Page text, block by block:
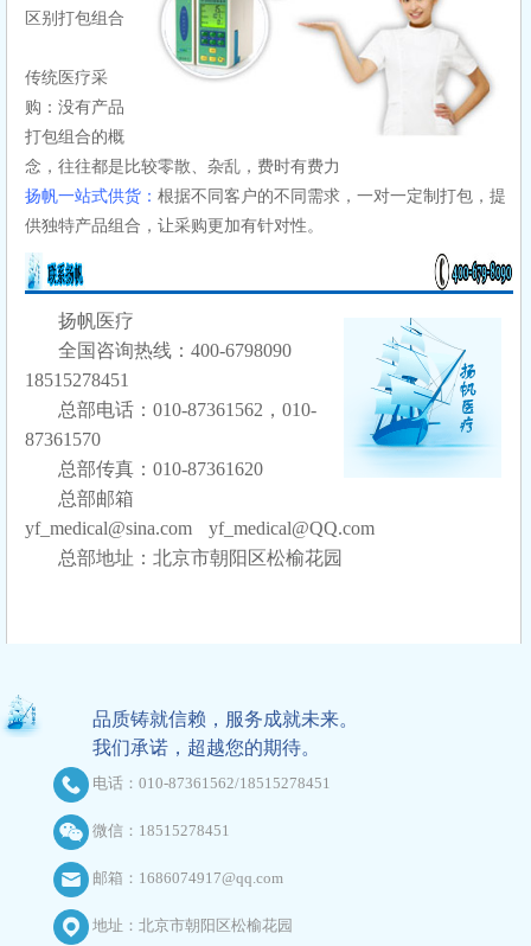
区别打包组合
传统医疗采
购：没有产品
打包组合的概
念，往往都是比较零散、杂乱，费时有费力
扬帆一站式供货：根据不同客户的不同需求，一对一定制打包，提
供独特产品组合，让采购更加有针对性。
扬帆医疗
全国咨询热线：400-6798090
18515278451
总部电话：010-87361562，010-
87361570
总部传真：010-87361620
总部邮箱
yf_medical@sina.com yf_medical@QQ.com
总部地址：北京市朝阳区松榆花园
品质铸就信赖，服务成就未来。
我们承诺，超越您的期待。
电话：010-87361562/18515278451
微信：18515278451
邮箱：1686074917@qq.com
地址：北京市朝阳区松榆花园